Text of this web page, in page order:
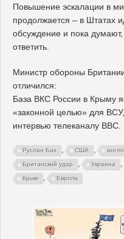
Повышение эскалации в
продолжается – в Штатах
обсуждение и пока
ответить.
Министр обороны
отличился:
База ВКС России в Крыму
«законной целью» для
интервью телеканалу ВВС.
Руслан Бах , США ,
Британский удар , Украина ,
Крым , Европа